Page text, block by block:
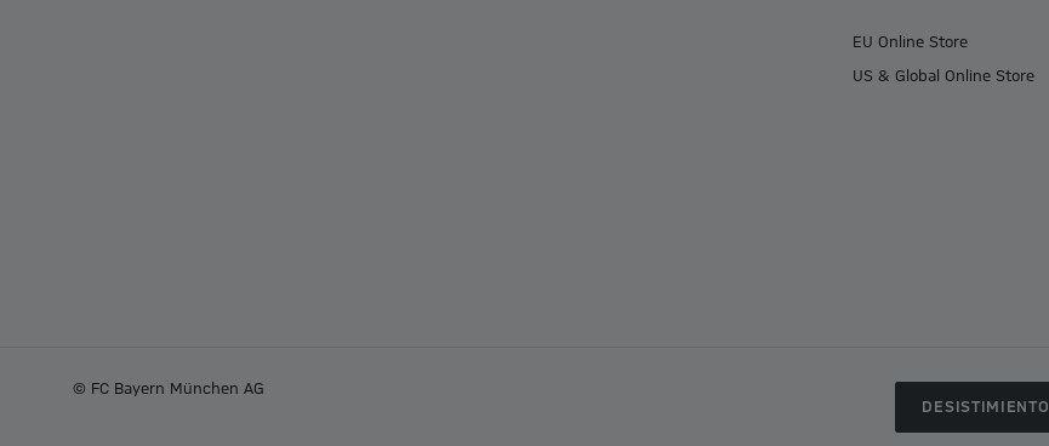
EU Online Store
US & Global Online Store
© FC Bayern München AG
DESISTIMIENTO